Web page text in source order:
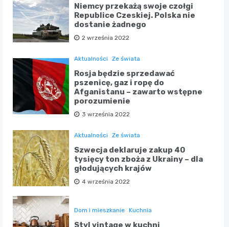
Niemcy przekażą swoje czołgi
Republice Czeskiej. Polska nie
dostanie żadnego
2 września 2022
Aktualności Ze świata
Rosja będzie sprzedawać
pszenicę, gaz i ropę do
Afganistanu – zawarto wstępne
porozumienie
3 września 2022
Aktualności Ze świata
Szwecja deklaruje zakup 40
tysięcy ton zboża z Ukrainy – dla
głodujących krajów
4 września 2022
Dom i mieszkanie Kuchnia
Styl vintage w kuchni